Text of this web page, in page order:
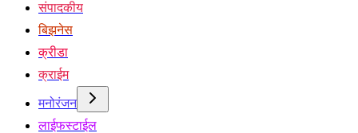
संपादकीय
बिझनेस
क्रीडा
क्राईम
मनोरंजन
लाईफस्टाईल